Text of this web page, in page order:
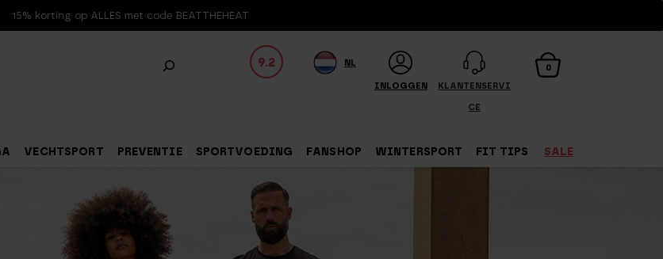
15% korting op ALLES met code BEATTHEHEAT
9.2 NL
INLOGGEN KLANTENSERVI
CE
0
VECHTSPORT PREVENTIE SPORTVOEDING FANSHOP WINTERSPORT FIT TIPS SALE